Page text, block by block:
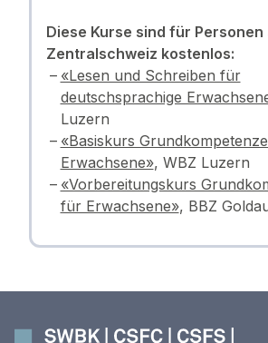
Diese Kurse sind für Personen
Zentralschweiz kostenlos:
«Lesen und Schreiben für
deutschsprachige
Luzern
«Basiskurs
Erwachsene», WBZ Luzern
«Vorbereitungskurs
für Erwachsene», BBZ